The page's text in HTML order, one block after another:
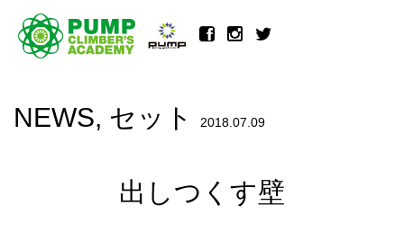
NEWS, セット 2018.07.09
出しつくす壁